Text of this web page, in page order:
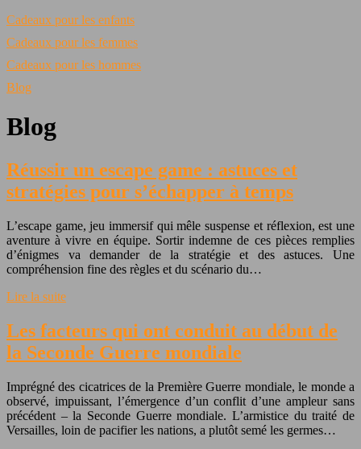
Cadeaux pour les enfants
Cadeaux pour les femmes
Cadeaux pour les hommes
Blog
Blog
Réussir un escape game : astuces et
stratégies pour s’échapper à temps
L’escape game, jeu immersif qui mêle suspense et réflexion, est une
aventure à vivre en équipe. Sortir indemne de ces pièces remplies
d’énigmes va demander de la stratégie et des astuces. Une
compréhension fine des règles et du scénario du…
Lire la suite
Les facteurs qui ont conduit au début de
la Seconde Guerre mondiale
Imprégné des cicatrices de la Première Guerre mondiale, le monde a
observé, impuissant, l’émergence d’un conflit d’une ampleur sans
précédent – la Seconde Guerre mondiale. L’armistice du traité de
Versailles, loin de pacifier les nations, a plutôt semé les germes…